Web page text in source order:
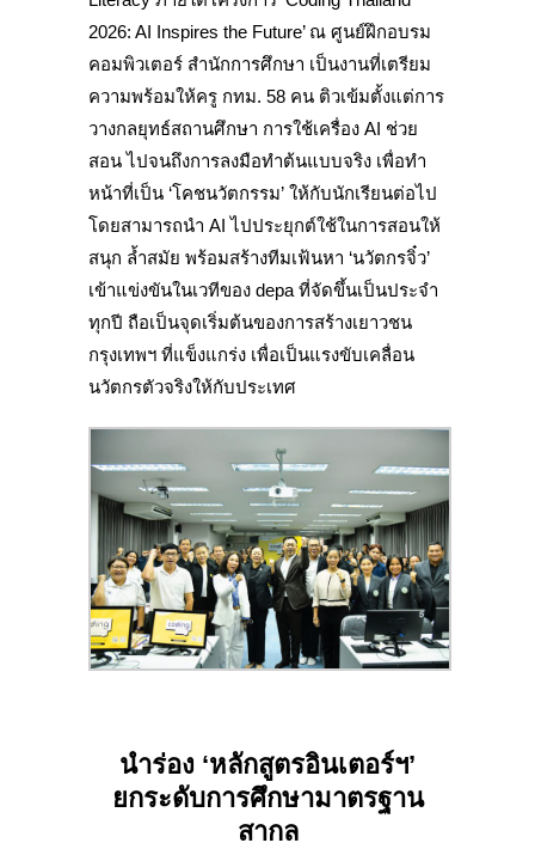
2026: AI Inspires the Future’ ณ ศูนย์ฝึกอบรม
คอมพิวเตอร์ สำนักการศึกษา เป็นงานที่เตรียม
ความพร้อมให้ครู กทม. 58 คน ติวเข้มตั้งแต่การ
วางกลยุทธ์สถานศึกษา การใช้เครื่อง AI ช่วย
สอน ไปจนถึงการลงมือทำต้นแบบจริง เพื่อทำ
หน้าที่เป็น ‘โคชนวัตกรรม’ ให้กับนักเรียนต่อไป
โดยสามารถนำ AI ไปประยุกต์ใช้ในการสอนให้
สนุก ล้ำสมัย พร้อมสร้างทีมเฟ้นหา ‘นวัตกรจิ๋ว’
เข้าแข่งขันในเวทีของ depa ที่จัดขึ้นเป็นประจำ
ทุกปี ถือเป็นจุดเริ่มต้นของการสร้างเยาวชน
กรุงเทพฯ ที่แข็งแกร่ง เพื่อเป็นแรงขับเคลื่อน
นวัตกรตัวจริงให้กับประเทศ
นำร่อง ‘หลักสูตรอินเตอร์ฯ’
ยกระดับการศึกษามาตรฐาน
สากล